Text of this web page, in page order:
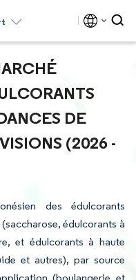
DE
(2026 -
des édulcorants
édulcorants à
et édulcorants à haute
et autres), par source